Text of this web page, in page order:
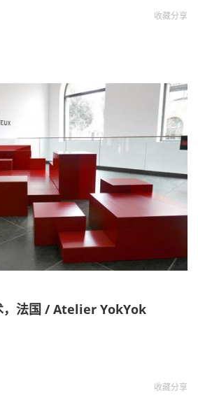
收藏分享
，法国 / Atelier YokYok
收藏分享